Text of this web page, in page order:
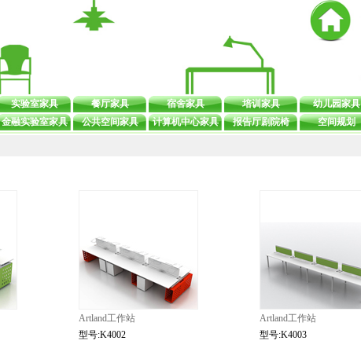
实验室家具 餐厅家具 宿舍家具 培训家具 幼儿园家具
金融实验室家具 公共空间家具 计算机中心家具 报告厅剧院椅 空间规划
Artland工作站
型号:K4002
Artland工作站
型号:K4003